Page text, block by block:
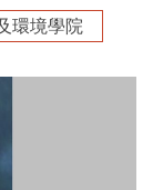
環境學院